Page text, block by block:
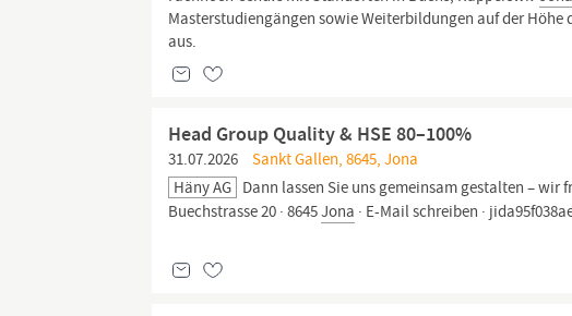
Masterstudiengängen sowie Weiterbildungen auf der
aus.
Head Group Quality & HSE 80–100%
31.07.2026
Sankt Gallen, 8645, Jona
Häny AG Dann lassen Sie uns gemeinsam gestalten – wir
Buechstrasse 20 · 8645Jona · E-Mail schreiben ·